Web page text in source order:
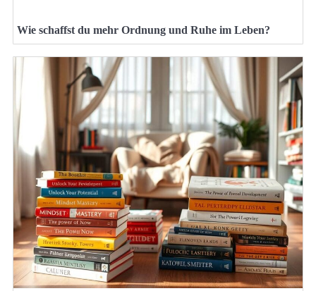
Wie schaffst du mehr Ordnung und Ruhe im Leben?